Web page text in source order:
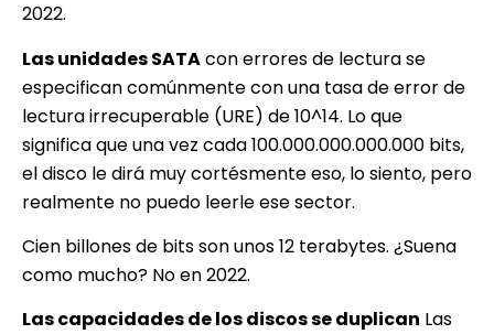
2022.
Las unidades SATAcon errores de lectura se
especifican comúnmente con una tasa de error de
lectura irrecuperable (URE) de 10^14. Lo que
significa que una vez cada 100.000.000.000.000 bits,
el disco le dirá muy cortésmente eso, lo siento, pero
realmente no puedo leerle ese sector.
Cien billones de bits son unos 12 terabytes. ¿Suena
como mucho? No en 2022.
Las capacidades de los discos se duplican Las